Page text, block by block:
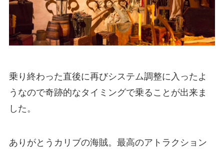
乗り終わった直後に再びシステム調整に入ったよ
うなので奇跡的なタイミングで乗ることが出来ま
した。
ありがとうカリブの海賊。最高のアトラクション